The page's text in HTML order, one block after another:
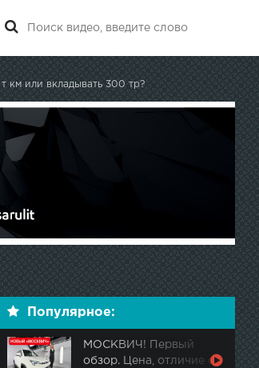
км или вкладывать 300 тр?
Популярное:
МОСКВИЧ! Первый
обзор. Цена, отличие от